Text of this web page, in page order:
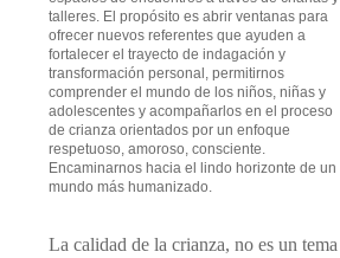
talleres. El propósito es abrir ventanas para
ofrecer nuevos referentes que ayuden a
fortalecer el trayecto de indagación y
transformación personal, permitirnos
comprender el mundo de los niños, niñas y
adolescentes y acompañarlos en el proceso
de crianza orientados por un enfoque
respetuoso, amoroso, consciente.
Encaminarnos hacia el lindo horizonte de un
mundo más humanizado.
La calidad de la crianza, no es un tema